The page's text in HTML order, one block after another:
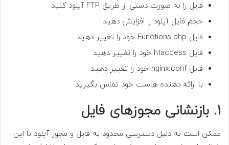
فایل را به صورت دستی از طریق FTP آپلود کنید
حجم فایل آپلود را افزایش دهید
فایل Functions.php خود را تغییر دهید
فایل htaccess خود را تغییر دهید
فایل nginx.conf خود را تغییر دهید
با ارائه دهنده هاست خود تماس بگیرید
1. بازنشانی مجوزهای فایل
ممکن است به دلیل دسترسی محدود به فایل و مجوز آپلود با این